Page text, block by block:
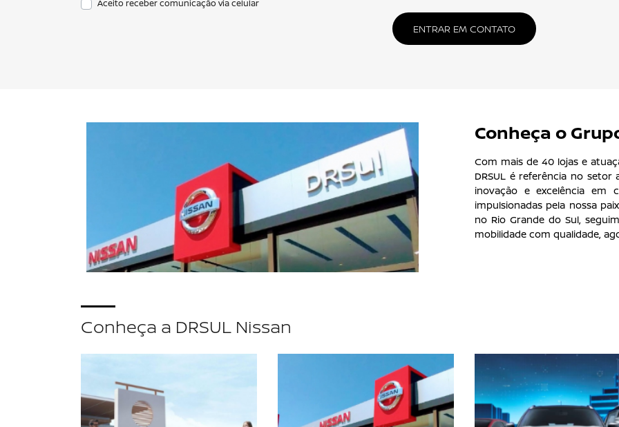
Linha Nissan
Escolha a categoria e saiba mais sobre os modelos